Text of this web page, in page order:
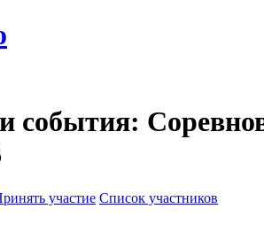
события:
участие Список участников